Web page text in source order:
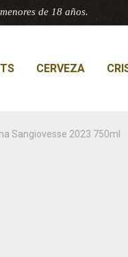
de 18 años.
CERVEZA
Sangiovesse 2023 750ml